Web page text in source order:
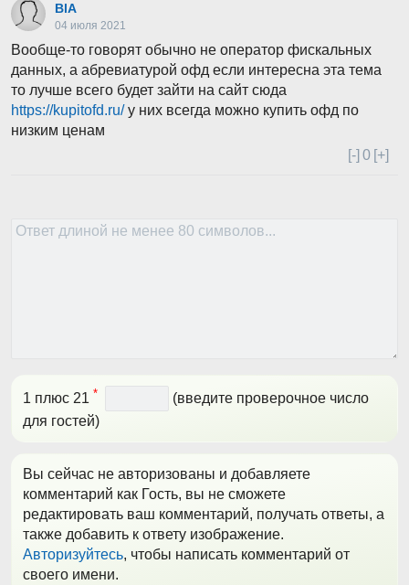
BlA
04 июля 2021
Вообще-то говорят обычно не оператор фискальных
данных, а абревиатурой офд если интересна эта тема
то лучше всего будет зайти на сайт сюда
https://kupitofd.ru/у них всегда можно купить офд по
низким ценам
[-] 0 [+]
1 плюс 21 *
(введите проверочное число
для гостей)
Вы сейчас не авторизованы и добавляете
комментарий как Гость, вы не сможете
редактировать ваш комментарий, получать ответы, а
также добавить к ответу изображение.
Авторизуйтесь, чтобы написать комментарий от
своего имени.